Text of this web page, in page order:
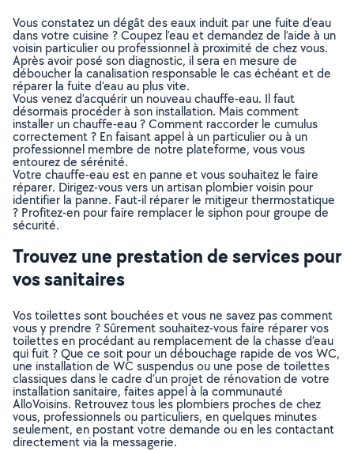
Vous constatez un dégât des eaux induit par une fuite d’eau
dans votre cuisine ? Coupez l’eau et demandez de l’aide à un
voisin particulier ou professionnel à proximité de chez vous.
Après avoir posé son diagnostic, il sera en mesure de
déboucher la canalisation responsable le cas échéant et de
réparer la fuite d’eau au plus vite.
Vous venez d’acquérir un nouveau chauffe-eau. Il faut
désormais procéder à son installation. Mais comment
installer un chauffe-eau ? Comment raccorder le cumulus
correctement ? En faisant appel à un particulier ou à un
professionnel membre de notre plateforme, vous vous
entourez de sérénité.
Votre chauffe-eau est en panne et vous souhaitez le faire
réparer. Dirigez-vous vers un artisan plombier voisin pour
identifier la panne. Faut-il réparer le mitigeur thermostatique
? Profitez-en pour faire remplacer le siphon pour groupe de
sécurité.
Trouvez une prestation de services pour
vos sanitaires
Vos toilettes sont bouchées et vous ne savez pas comment
vous y prendre ? Sûrement souhaitez-vous faire réparer vos
toilettes en procédant au remplacement de la chasse d’eau
qui fuit ? Que ce soit pour un débouchage rapide de vos WC,
une installation de WC suspendus ou une pose de toilettes
classiques dans le cadre d’un projet de rénovation de votre
installation sanitaire, faites appel à la communauté
AlloVoisins. Retrouvez tous les plombiers proches de chez
vous, professionnels ou particuliers, en quelques minutes
seulement, en postant votre demande ou en les contactant
directement via la messagerie.